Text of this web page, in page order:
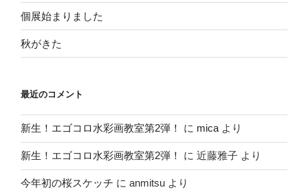
個展始まりました
秋がきた
最近のコメント
新生！エゴコロ水彩画教室第2弾！ に mica より
新生！エゴコロ水彩画教室第2弾！ に 近藤雅子 より
今年初の桜スケッチ に anmitsu より